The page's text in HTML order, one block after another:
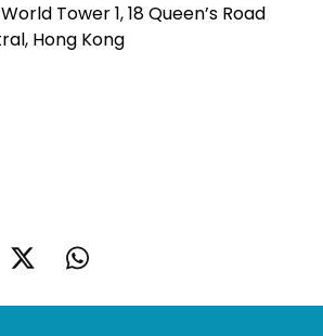
Tower 1, 18 Queen’s Road
Hong Kong